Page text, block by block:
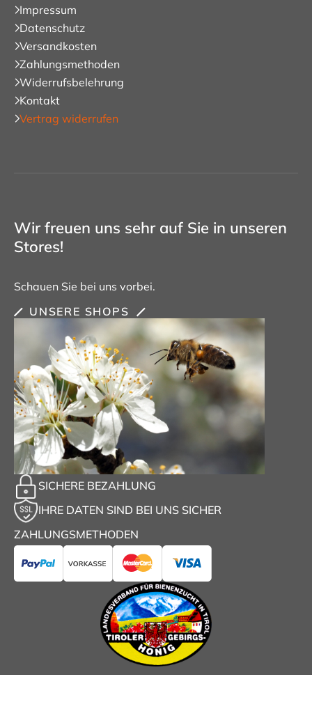
Impressum
Datenschutz
Versandkosten
Zahlungsmethoden
Widerrufsbelehrung
Kontakt
Vertrag widerrufen
Wir freuen uns sehr auf Sie in unseren
Stores!
Schauen Sie bei uns vorbei.
UNSERE SHOPS
SICHERE BEZAHLUNG
IHRE DATEN SIND BEI UNS SICHER
ZAHLUNGSMETHODEN